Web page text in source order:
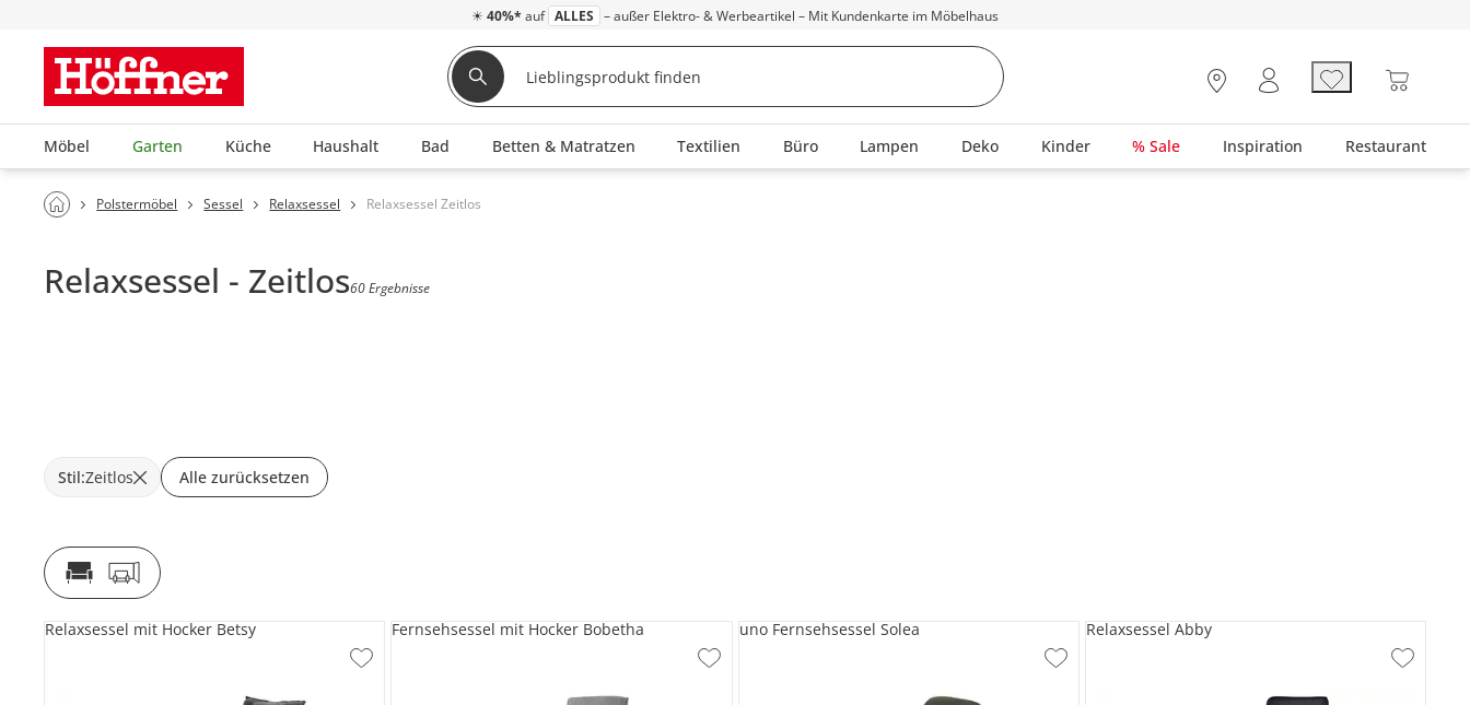
☀ 40%* auf ALLES – außer Elektro- & Werbeartikel – Mit Kundenkarte im Möbelhaus
Möbel Garten Küche Haushalt Bad Betten & Matratzen Textilien Büro Lampen Deko Kinder % Sale Inspiration Restaurant
Polstermöbel Sessel Relaxsessel Relaxsessel Zeitlos
Relaxsessel - Zeitlos60 Ergebnisse
Stil:Zeitlos Alle zurücksetzen
Relaxsessel mit Hocker Betsy Fernsehsessel mit Hocker Bobetha uno Fernsehsessel Solea Relaxsessel Abby